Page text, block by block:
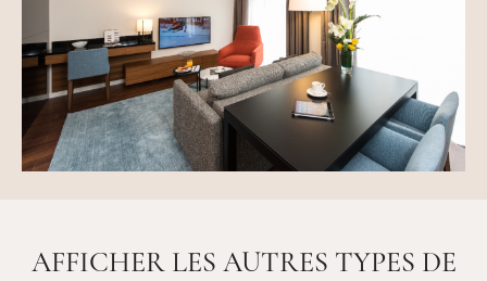
AFFICHER LES AUTRES TYPES DE